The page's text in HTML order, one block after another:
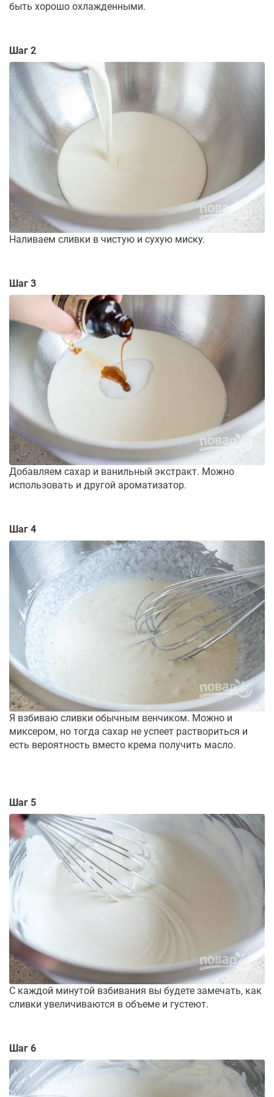
быть хорошо охлажденными.
Шаг 2
Наливаем сливки в чистую и сухую миску.
Шаг 3
Добавляем сахар и ванильный экстракт. Можно
использовать и другой ароматизатор.
Шаг 4
Я взбиваю сливки обычным венчиком. Можно и
миксером, но тогда сахар не успеет раствориться и
есть вероятность вместо крема получить масло.
Шаг 5
С каждой минутой взбивания вы будете замечать, как
сливки увеличиваются в объеме и густеют.
Шаг 6